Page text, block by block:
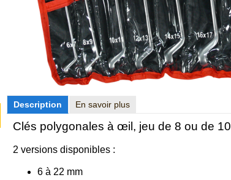
Description En savoir plus
Clés polygonales à œil, jeu de 8 ou de 10
2 versions disponibles :
6 à 22 mm